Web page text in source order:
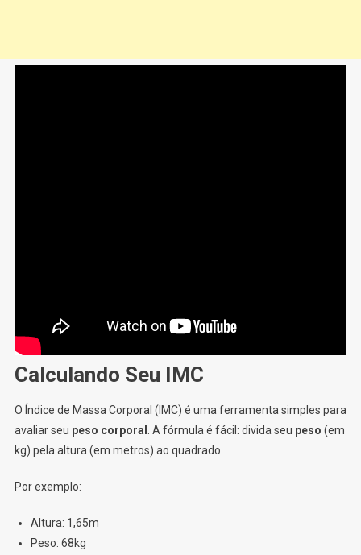
Calculando Seu IMC
O Índice de Massa Corporal (IMC) é uma ferramenta simples para
avaliar seu peso corporal . A fórmula é fácil: divida seu peso (em
kg) pela altura (em metros) ao quadrado.
Por exemplo:
Altura: 1,65m
Peso: 68kg